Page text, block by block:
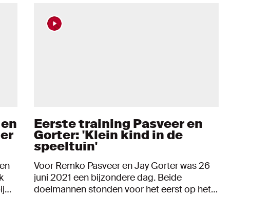
Eerste training Pasveer en
Gorter: 'Klein kind in de
speeltuin'
Voor Remko Pasveer en Jay Gorter was 26
juni 2021 een bijzondere dag. Beide
doelmannen stonden voor het eerst op het